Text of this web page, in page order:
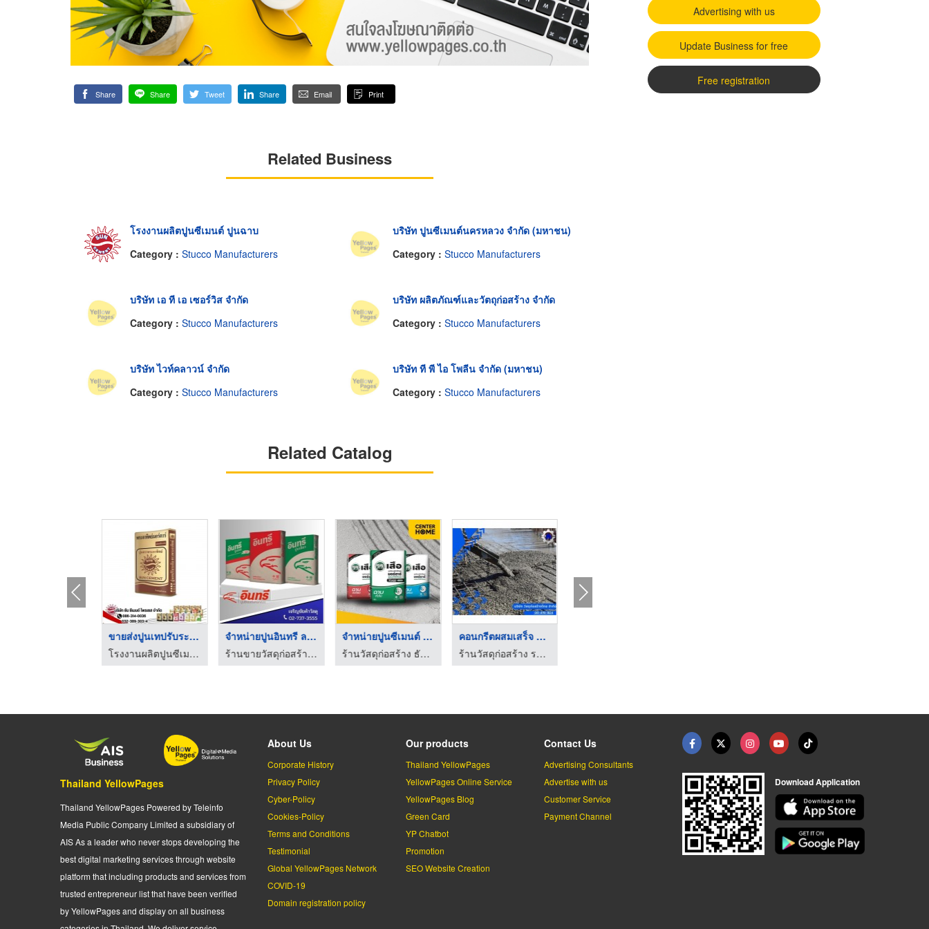
Share Share Tweet Share Email Print
Related Business
โรงงานผลิตปูนซีเมนต์ ปูนฉาบ
Category : Stucco Manufacturers
บริษัท ปูนซีเมนต์นครหลวง จำกัด (มหาชน)
Category : Stucco Manufacturers
บริษัท เอ ที เอ เซอร์วิส จำกัด
Category : Stucco Manufacturers
บริษัท ผลิตภัณฑ์และวัตถุก่อสร้าง จำกัด
Category : Stucco Manufacturers
บริษัท ไวท์คลาวน์ จำกัด
Category : Stucco Manufacturers
บริษัท ที พี ไอ โพลีน จำกัด (มหาชน)
Category : Stucco Manufacturers
Related Catalog
ขายส่งปูนเทปรับระดับ ...
โรงงานผลิตปูนซีเมนต์ ปูนฉาบ
จำหน่ายปูนอินทรี ลาด ...
ร้านขายวัสดุก่อสร้างลาดกระบัง เจริญชัยค้าวัสดุ
จำหน่ายปูนซีเมนต์ ปท ...
ร้านวัสดุก่อสร้าง ธัญบุรี ปทุมธานี - Center Home
คอนกรีตผสมเสร็จ ลาดพ ...
ร้านวัสดุก่อสร้าง ราคาถูก
Advertising with us
Update Business for free
Free registration
Thailand YellowPages
Thailand YellowPages Powered by Teleinfo
Media Public Company Limited a subsidiary of
AIS As a leader who never stops developing the
best digital marketing services through website
platform that including products and services from
trusted entrepreneur list that have been verified
by YellowPages and display on all business
About Us
Corporate History
Privacy Policy
Cyber-Policy
Cookies-Policy
Terms and Conditions
Testimonial
Global YellowPages Network
COVID-19
Domain registration policy
Our products
Thailand YellowPages
YellowPages Online Service
YellowPages Blog
Green Card
YP Chatbot
Promotion
SEO Website Creation
Contact Us
Advertising Consultants
Advertise with us
Customer Service
Payment Channel
Download Application